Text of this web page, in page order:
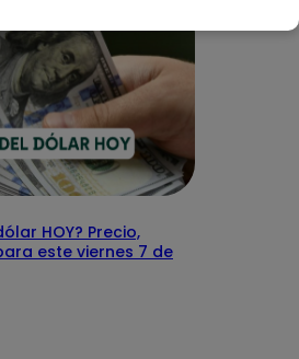
HOY? Precio,
este viernes 7 de